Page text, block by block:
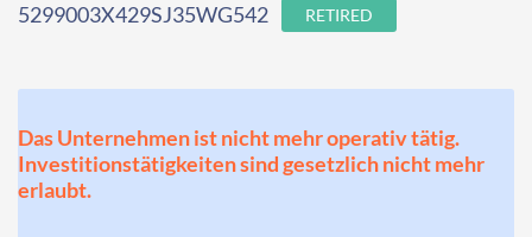
5299003X429SJ35WG542 RETIRED
Das Unternehmen ist nicht mehr operativ tätig.
Investitionstätigkeiten sind gesetzlich nicht mehr
erlaubt.